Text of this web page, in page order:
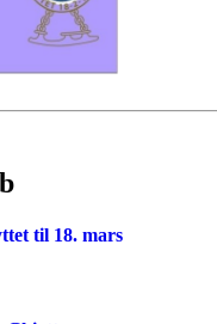
til 18. mars